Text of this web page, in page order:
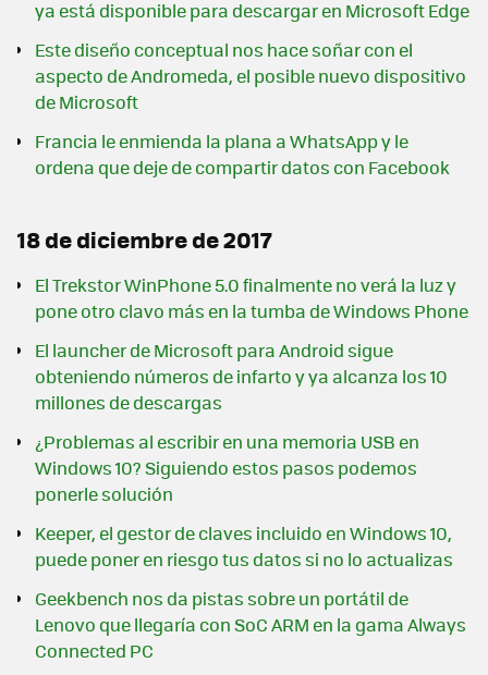
ya está disponible para descargar en Microsoft Edge
Este diseño conceptual nos hace soñar con el
aspecto de Andromeda, el posible nuevo dispositivo
de Microsoft
Francia le enmienda la plana a WhatsApp y le
ordena que deje de compartir datos con Facebook
18 de diciembre de 2017
El Trekstor WinPhone 5.0 finalmente no verá la luz y
pone otro clavo más en la tumba de Windows Phone
El launcher de Microsoft para Android sigue
obteniendo números de infarto y ya alcanza los 10
millones de descargas
¿Problemas al escribir en una memoria USB en
Windows 10? Siguiendo estos pasos podemos
ponerle solución
Keeper, el gestor de claves incluido en Windows 10,
puede poner en riesgo tus datos si no lo actualizas
Geekbench nos da pistas sobre un portátil de
Lenovo que llegaría con SoC ARM en la gama Always
Connected PC